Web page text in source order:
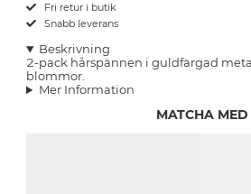
Fri retur i butik
Snabb leverans
Beskrivning
2-pack hårspännen i guldfärgad
blommor.
Mer Information
MATCHA MED